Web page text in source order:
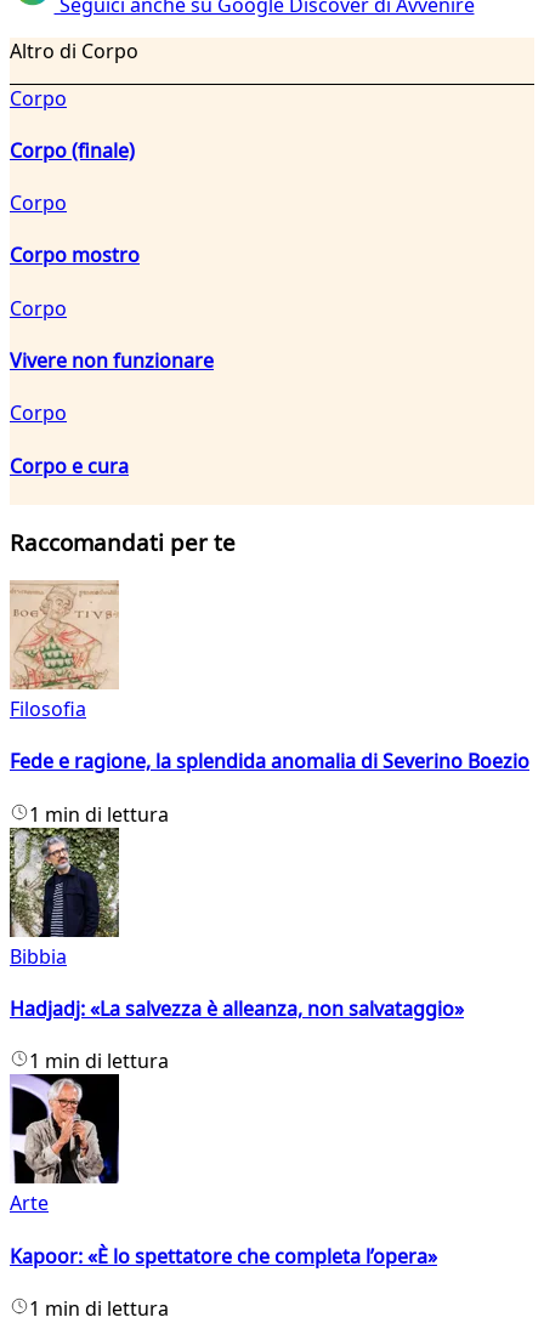
Altro di Corpo
Corpo
Corpo (finale)
Corpo
Corpo mostro
Corpo
Vivere non funzionare
Corpo
Corpo e cura
Raccomandati per te
Filosofia
Fede e ragione, la splendida anomalia di Severino Boezio
1 min di lettura
Bibbia
Hadjadj: «La salvezza è alleanza, non salvataggio»
1 min di lettura
Arte
Kapoor: «È lo spettatore che completa l’opera»
1 min di lettura